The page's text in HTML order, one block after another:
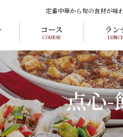
定番中華から旬の食材が味
コース
COURSE
ラン
点心-